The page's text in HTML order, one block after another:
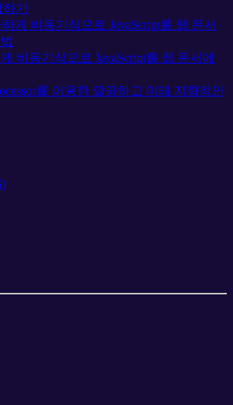
기
게 비동기식으로 JavaScript를 웹 문서
비동기식으로 JavaScript를 웹 문서에
를 이용한 깔끔하고 미래 지향적인